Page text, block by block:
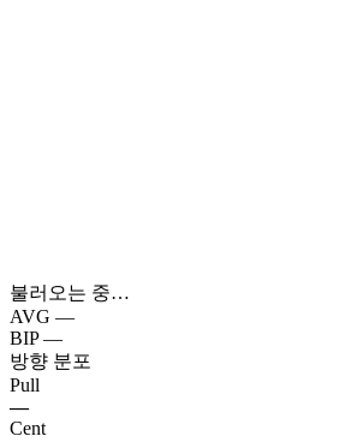
불러오는 중…
AVG —
BIP —
방향 분포
Pull
—
Cent